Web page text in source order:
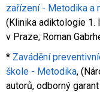
zařízení - Metodika a
(Klinika adiktologie 1.
v Praze; Roman
* Zavádění
škole - Metodika,
autorů, odborný